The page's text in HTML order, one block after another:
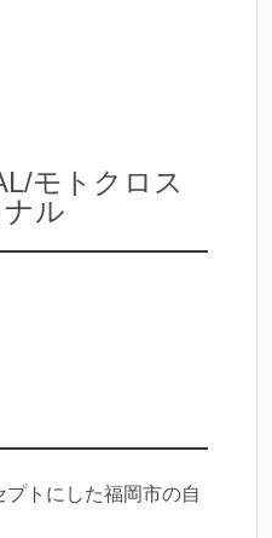
モトクロス
ル
トにした福岡市の自